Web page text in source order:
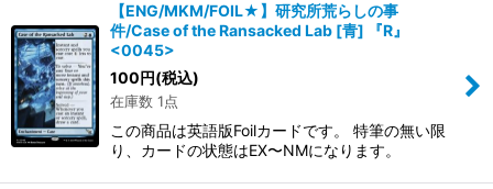
【ENG/MKM/FOIL★】研究所荒らしの事
件/Case of the Ransacked Lab [青] 『R』
<0045>
100円(税込)
在庫数 1点
この商品は英語版Foilカードです。 特筆の無い限
り、カードの状態はEX〜NMになります。